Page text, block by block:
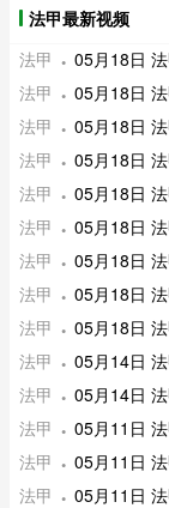
法甲最新视频
法甲
05月18日
法甲
05月18日
法甲
05月18日
法甲
05月18日
法甲
05月18日
法甲
05月18日
法甲
05月18日
法甲
05月18日
法甲
05月18日
法甲
05月14日
法甲
05月14日
法甲
05月11日
法甲
05月11日
法甲
05月11日